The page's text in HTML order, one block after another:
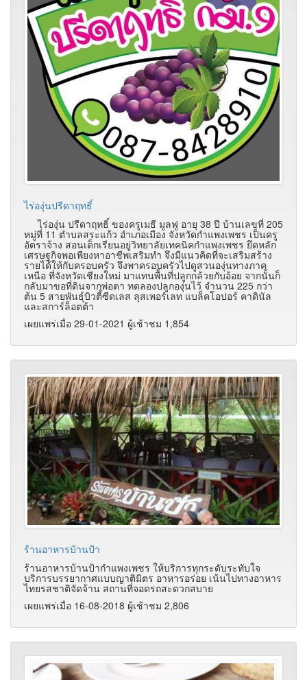
ไร่องุ่นปรีดาฤทธิ์
ไร่องุ่น ปรีดาฤทธิ์ ของครูเมธี มูลฟู อายุ 38 ปี บ้านเลขที่ 205
หมู่ที่ 11 ตำบลสระแก้ว อำเภอเมือง จังหวัดกำแพงเพชร เป็นครู
อัตราจ้าง สอนเด็กเรียนอยู่วิทยาลัยเทคนิคกำแพงเพชร ยึดหลัก
เศรษฐกิจพอเพียงหาอาชีพเสริมทำ จึงมีแนวคิดที่จะเสริมสร้าง
รายได้ให้กับครอบครัว จึงพาครอบครัวไปดูสวนองุ่นทางภาค
เหนือ ที่จังหวัดเชียงใหม่ มาแทนพื้นที่ปลูกกล้วยกับอ้อย จากนั้นก็
กลับมาขอที่ดินจากพ่อตา ทดลองปลูกองุ่นไว้ จำนวน 225 กว่า
ต้น 5 สายพันธุ์บิวตี้ซีดเลส ลุสเพอร์เลท แบล็คโอปอร์ คาดินัล
และสการ์ล็อตต้า
เผยแพร่เมื่อ 29-01-2021 ผู้เช้าชม 1,854
ร้านอาหารบ้านป้า
ร้านอาหารบ้านป้ากำแพงเพชร ให้บริการทุกระดับระทับใจ
บริการบรรยากาศแบบญาติมิตร อาหารอร่อย เน้นไปทางอาหาร
ไทยรสชาติจัดจ้าน สถานที่จอดรถสะดวกสบาย
เผยแพร่เมื่อ 16-08-2018 ผู้เช้าชม 2,806